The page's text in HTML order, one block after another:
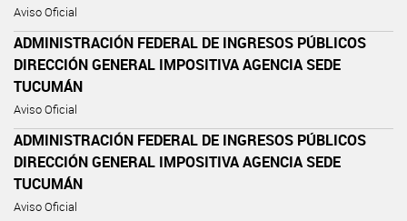
Aviso Oficial
ADMINISTRACIÓN FEDERAL DE INGRESOS PÚBLICOS
DIRECCIÓN GENERAL IMPOSITIVA AGENCIA SEDE
TUCUMÁN
Aviso Oficial
ADMINISTRACIÓN FEDERAL DE INGRESOS PÚBLICOS
DIRECCIÓN GENERAL IMPOSITIVA AGENCIA SEDE
TUCUMÁN
Aviso Oficial